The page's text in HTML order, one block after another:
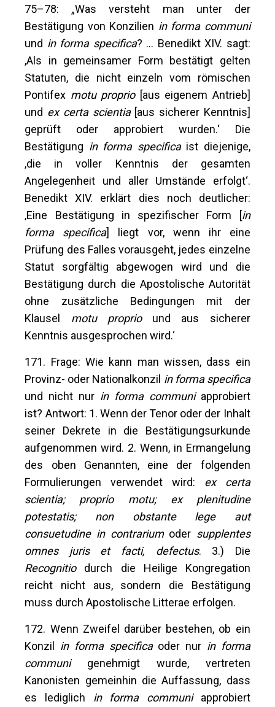
75–78: „Was versteht man unter der
Bestätigung von Konzilien in forma communi
und in forma specifica? … Benedikt XIV. sagt:
‚Als in gemeinsamer Form bestätigt gelten
Statuten, die nicht einzeln vom römischen
Pontifex motu proprio [aus eigenem Antrieb]
und ex certa scientia[aus sicherer Kenntnis]
geprüft oder approbiert wurden.‘ Die
Bestätigung in forma specificaist diejenige,
‚die in voller Kenntnis der gesamten
Angelegenheit und aller Umstände erfolgt‘.
Benedikt XIV. erklärt dies noch deutlicher:
‚Eine Bestätigung in spezifischer Form [in
forma specifica] liegt vor, wenn ihr eine
Prüfung des Falles vorausgeht, jedes einzelne
Statut sorgfältig abgewogen wird und die
Bestätigung durch die Apostolische Autorität
ohne zusätzliche Bedingungen mit der
Klausel motu proprio und aus sicherer
Kenntnis ausgesprochen wird.‘
171. Frage: Wie kann man wissen, dass ein
Provinz- oder Nationalkonzil in forma specifica
und nicht nur in forma communiapprobiert
ist? Antwort: 1. Wenn der Tenor oder der Inhalt
seiner Dekrete in die Bestätigungsurkunde
aufgenommen wird. 2. Wenn, in Ermangelung
des oben Genannten, eine der folgenden
Formulierungen verwendet wird: ex certa
scientia; proprio motu; ex plenitudine
potestatis; non obstante lege aut
consuetudine in contrariumoder supplentes
omnes juris et facti, defectus. 3.) Die
Recognitiodurch die Heilige Kongregation
reicht nicht aus, sondern die Bestätigung
muss durch Apostolische Litterae erfolgen.
172. Wenn Zweifel darüber bestehen, ob ein
Konzil in forma specificaoder nur in forma
communigenehmigt wurde, vertreten
Kanonisten gemeinhin die Auffassung, dass
es lediglich in forma communiapprobiert